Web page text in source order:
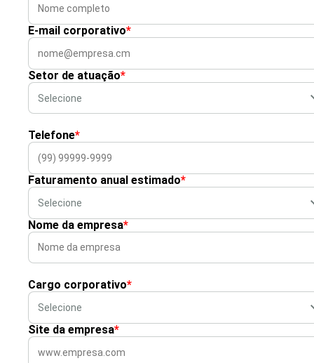
E-mail corporativo*
Setor de atuação*
Telefone*
Faturamento anual estimado*
Nome da empresa*
Cargo corporativo*
Site da empresa*